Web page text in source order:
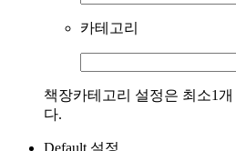
카테고리
책장카테고리 설정은 최소1
다.